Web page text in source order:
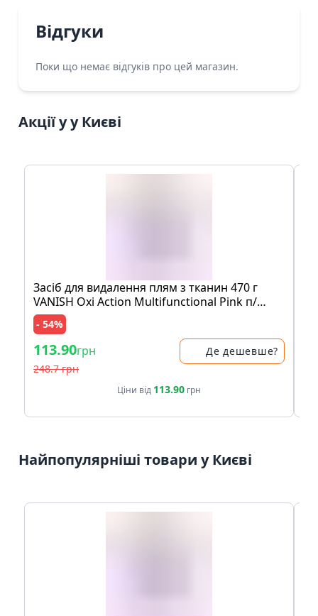
Відгуки
Поки що немає відгуків про цей магазин.
Акції у у Києві
Засіб для видалення плям з тканин 470 г
VANISH Oxi Action Multifunctional Pink п/
банка
- 54%
113.90грн
248.7 грн
Де дешевше?
Ціни від 113.90 грн
Найпопулярніші товари у Києві